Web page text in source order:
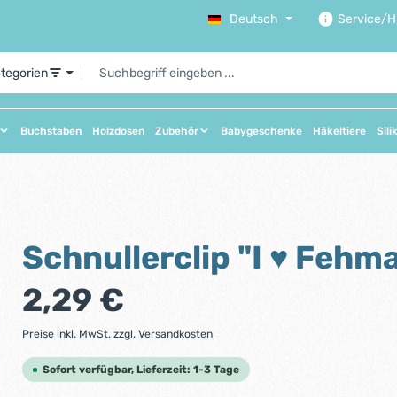
Deutsch Service/
Buchstaben Holzdosen Zubehör Babygeschenke Häkeltiere
Schnullerclip "I ♥
Regulärer Preis:
2,29 €
Preise inkl. MwSt. zzgl. Versandkosten
Sofort verfügbar, Lieferzeit: 1-3 Tage